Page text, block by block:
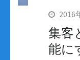
2016
集客
能に